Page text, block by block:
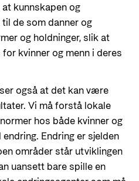
kunnskapen og
de som danner og
og holdninger, slik at
kvinner og menn i deres
også at det kan være
Vi må forstå lokale
hos både kvinner og
Endring er sjelden
områder står utviklingen
uansett bare spille en